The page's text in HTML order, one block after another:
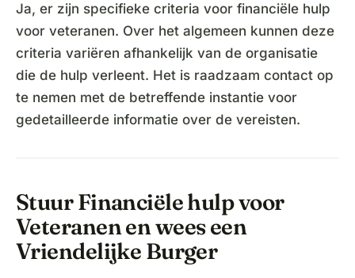
Ja, er zijn specifieke criteria voor financiële hulp
voor veteranen. Over het algemeen kunnen deze
criteria variëren afhankelijk van de organisatie
die de hulp verleent. Het is raadzaam contact op
te nemen met de betreffende instantie voor
gedetailleerde informatie over de vereisten.
Stuur Financiële hulp voor
Veteranen en wees een
Vriendelijke Burger